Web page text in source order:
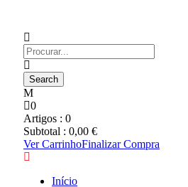
0
Artigos : 0
Subtotal : 0,00 €
Ver CarrinhoFinalizar Compra
Início